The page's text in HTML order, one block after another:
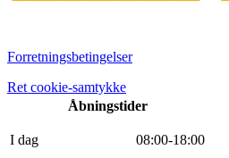
Forretningsbetingelser
Ret cookie-samtykke
Åbningstider
I dag 08:00-18:00